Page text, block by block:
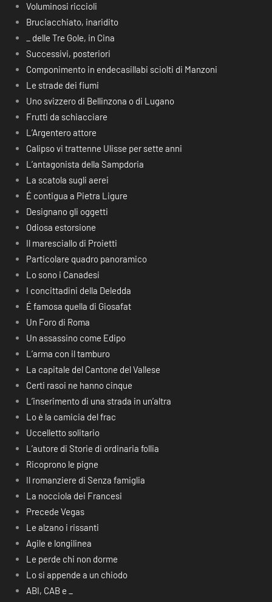
Voluminosi riccioli
Bruciacchiato, inaridito
_ delle Tre Gole, in Cina
Successivi, posteriori
Componimento in endecasillabi sciolti di Manzoni
Le strade dei fiumi
Uno svizzero di Bellinzona o di Lugano
Frutti da schiacciare
L’Argentero attore
Calipso vi trattenne Ulisse per sette anni
L’antagonista della Sampdoria
La scatola sugli aerei
É contigua a Pietra Ligure
Designano gli oggetti
Odiosa estorsione
Il maresciallo di Proietti
Particolare quadro panoramico
Lo sono i Canadesi
I concittadini della Deledda
É famosa quella di Giosafat
Un Foro di Roma
Un assassino come Edipo
L’arma con il tamburo
La capitale del Cantone del Vallese
Certi rasoi ne hanno cinque
L’inserimento di una strada in un’altra
Lo è la camicia del frac
Uccelletto solitario
L’autore di Storie di ordinaria follia
Ricoprono le pigne
Il romanziere di Senza famiglia
La nocciola dei Francesi
Precede Vegas
Le alzano i rissanti
Agile e longilinea
Le perde chi non dorme
Lo si appende a un chiodo
ABI, CAB e _